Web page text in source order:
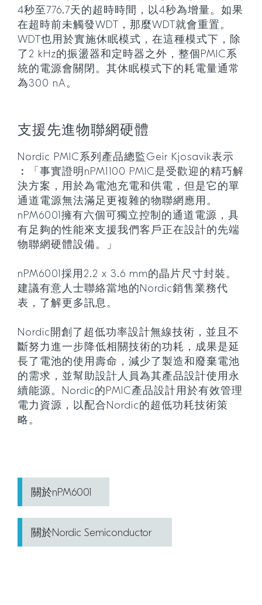
4秒至776.7天的超時時間，以4秒為增量。如果
在超時前未觸發WDT，那麼WDT就會重置。
WDT也用於實施休眠模式，在這種模式下，除
了2 kHz的振盪器和定時器之外，整個PMIC系
統的電源會關閉。其休眠模式下的耗電量通常
為300 nA。
支援先進物聯網硬體
Nordic PMIC系列產品總監Geir Kjosavik表示
︰「事實證明nPM1100 PMIC是受歡迎的精巧解
決方案，用於為電池充電和供電，但是它的單
通道電源無法滿足更複雜的物聯網應用。
nPM6001擁有六個可獨立控制的通道電源，具
有足夠的性能來支援我們客戶正在設計的先端
物聯網硬體設備。」
nPM6001採用2.2 x 3.6 mm的晶片尺寸封裝。
建議有意人士聯絡當地的Nordic銷售業務代
表，了解更多訊息。
Nordic開創了超低功率設計無線技術，並且不
斷努力進一步降低相關技術的功耗，成果是延
長了電池的使用壽命，減少了製造和廢棄電池
的需求，並幫助設計人員為其產品設計使用永
續能源。Nordic的PMIC產品設計用於有效管理
電力資源，以配合Nordic的超低功耗技術策
略。
關於nPM6001
關於Nordic Semiconductor